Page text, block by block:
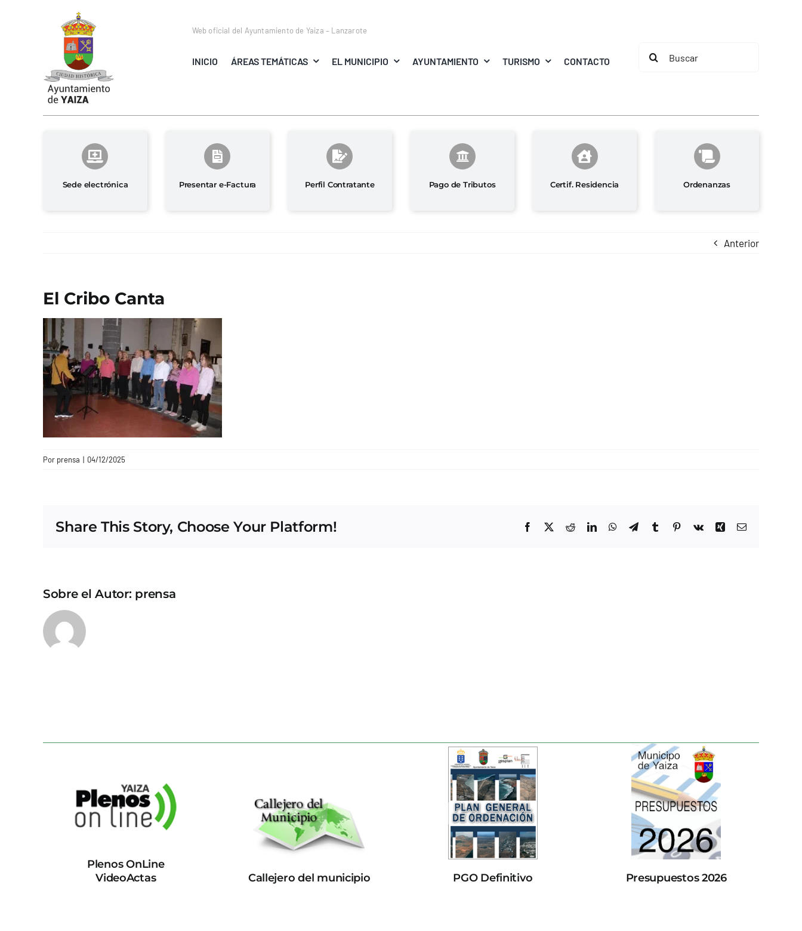
Web oficial del Ayuntamiento de Yaiza – Lanzarote
INICIO ÁREAS TEMÁTICAS EL MUNICIPIO AYUNTAMIENTO TURISMO CONTACTO
Buscar:
Sede electrónica Presentar e-Factura Perfil Contratante Pago de Tributos Certif. Residencia Ordenanzas
Anterior
El Cribo Canta
Por prensa | 04/12/2025
Share This Story, Choose Your Platform! Facebook
X RedditLinkedInWhatsApp
TelegramTumblrPinterest
Vk Xing Correo
Sobre el Autor: prensa
Plenos OnLine
VideoActas
Callejero del municipio PGO Definitivo Presupuestos 2026